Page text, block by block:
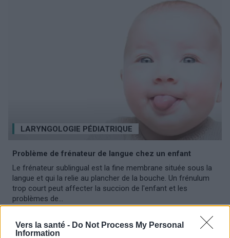
Vers la santé - Do Not Process My Personal
Information
LARYNGOLOGIE PÉDIATRIQUE
Problème de frénateur de langue chez un enfant
Le frénateur sublingual est la fine membrane située sous la
langue et qui la relie au plancher de la bouche. Un frénulum
trop court peut affecter la succion de l'enfant et les
problèmes de...